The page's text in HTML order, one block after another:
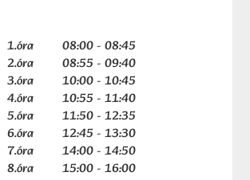
1.óra 08:00 - 08:45
2.óra 08:55 - 09:40
3.óra 10:00 - 10:45
4.óra 10:55 - 11:40
5.óra 11:50 - 12:35
6.óra 12:45 - 13:30
7.óra 14:00 - 14:50
8.óra 15:00 - 16:00